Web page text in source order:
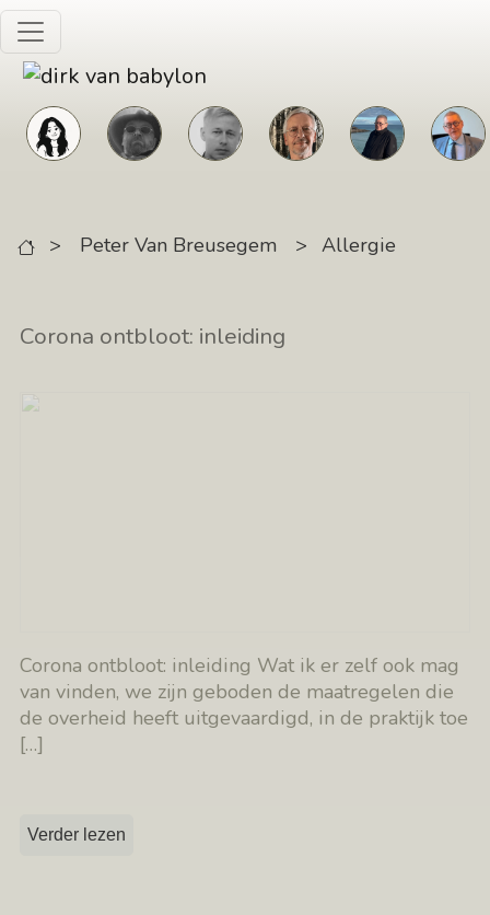
Skip to main content
> Peter Van Breusegem > Allergie
Corona ontbloot: inleiding
Corona ontbloot: inleiding Wat ik er zelf ook mag
van vinden, we zijn geboden de maatregelen die
de overheid heeft uitgevaardigd, in de praktijk toe
[…]
Verder lezen